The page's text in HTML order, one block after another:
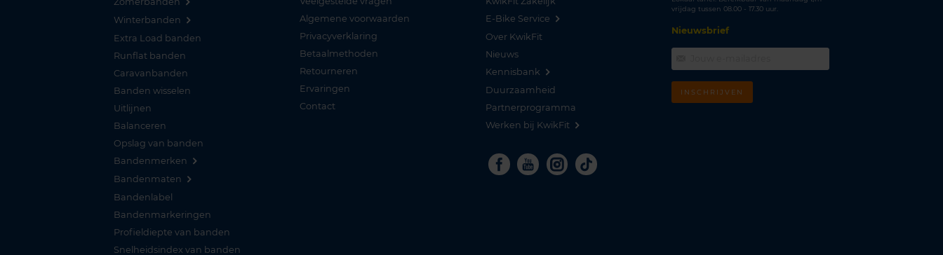
Winterbanden
Extra Load banden
Runflat banden
Caravanbanden
Banden wisselen
Uitlijnen
Balanceren
Opslag van banden
Bandenmerken
Bandenmaten
Bandenlabel
Bandenmarkeringen
Profieldiepte van banden
Snelheidsindex van banden
Algemene voorwaarden
Privacyverklaring
Betaalmethoden
Retourneren
Ervaringen
Contact
E-Bike Service
Over KwikFit
Nieuws
Kennisbank
Duurzaamheid
Partnerprogramma
Werken bij KwikFit
Facebook
YoutubeInstagram
Tiktok
vrijdag tussen 08.00 - 17.30 uur.
Nieuwsbrief
INSCHRIJVEN